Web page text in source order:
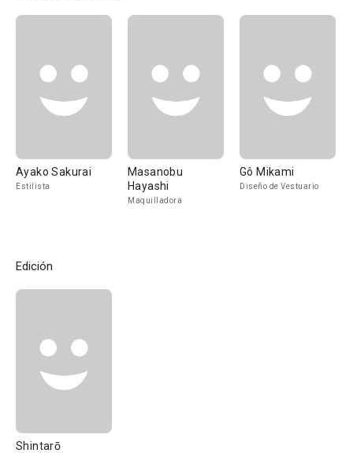
Ayako Sakurai
Estilista
Masanobu
Hayashi
Maquilladora
Gô Mikami
Diseño de Vestuario
Edición
Shintarō